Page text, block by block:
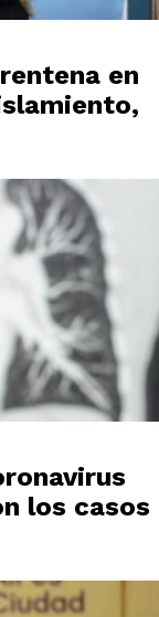
en
los casos